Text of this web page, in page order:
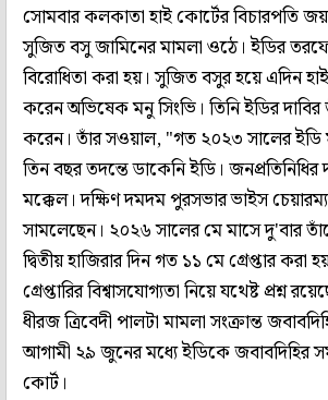
সোমবার কলকাতা হাই কোর্টের বিচারপতি
সুজিত বসু জামিনের মামলা ওঠে। ইডির
বিরোধিতা করা হয়। সুজিত বসুর হয়ে এদিন
করেন অভিষেক মনু সিংভি। তিনি ইডির দাবির
করেন। তাঁর সওয়াল, "গত ২০২৩ সালের ইডি
তিন বছর তদন্তে ডাকেনি ইডি। জনপ্রতিনিধির
মক্কেল। দক্ষিণ দমদম পুরসভার ভাইস
সামলেছেন। ২০২৬ সালের মে মাসে দু'বার
দ্বিতীয় হাজিরার দিন গত ১১ মে গ্রেপ্তার
গ্রেপ্তারির বিশ্বাসযোগ্যতা নিয়ে যথেষ্ট প্রশ্ন
ধীরজ ত্রিবেদী পালটা মামলা সংক্রান্ত
আগামী ২৯ জুনের মধ্যে ইডিকে জবাবদিহির
কোর্ট।